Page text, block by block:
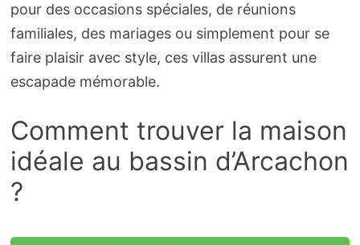
pour des occasions spéciales, de réunions
familiales, des mariages ou simplement pour se
faire plaisir avec style, ces villas assurent une
escapade mémorable.
Comment trouver la maison
idéale au bassin d’Arcachon
?